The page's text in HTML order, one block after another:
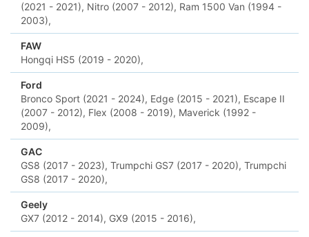
(2021 - 2021), Nitro (2007 - 2012), Ram 1500 Van (1994 -
2003),
FAW
Hongqi HS5 (2019 - 2020),
Ford
Bronco Sport (2021 - 2024), Edge (2015 - 2021), Escape II
(2007 - 2012), Flex (2008 - 2019), Maverick (1992 -
2009),
GAC
GS8 (2017 - 2023), Trumpchi GS7 (2017 - 2020), Trumpchi
GS8 (2017 - 2020),
Geely
GX7 (2012 - 2014), GX9 (2015 - 2016),